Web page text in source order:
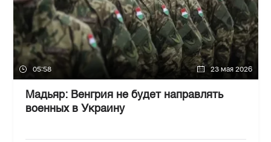
05:58 23 мая 2026
Мадьяр: Венгрия не будет направлять
военных в Украину